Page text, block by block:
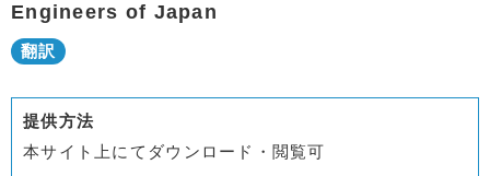
Engineers of Japan
提供方法
本サイト上にてダウンロード・閲覧可